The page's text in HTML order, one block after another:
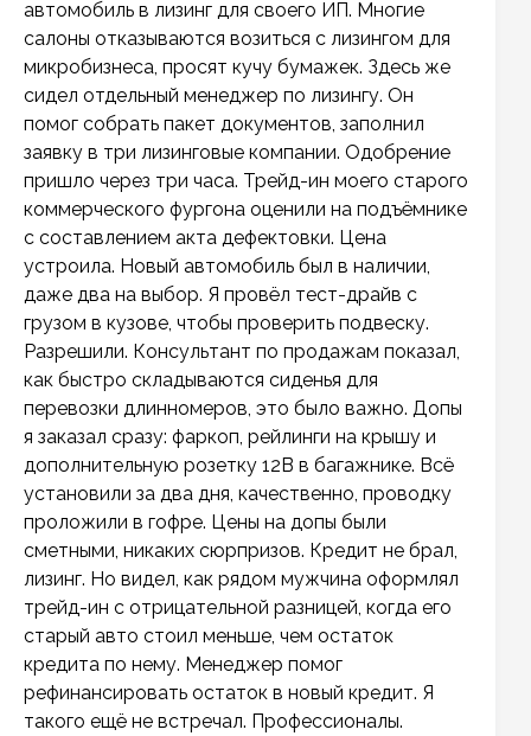
автомобиль в лизинг для своего ИП. Многие
салоны отказываются возиться с лизингом для
микробизнеса, просят кучу бумажек. Здесь же
сидел отдельный менеджер по лизингу. Он
помог собрать пакет документов, заполнил
заявку в три лизинговые компании. Одобрение
пришло через три часа. Трейд-ин моего старого
коммерческого фургона оценили на подъёмнике
с составлением акта дефектовки. Цена
устроила. Новый автомобиль был в наличии,
даже два на выбор. Я провёл тест-драйв с
грузом в кузове, чтобы проверить подвеску.
Разрешили. Консультант по продажам показал,
как быстро складываются сиденья для
перевозки длинномеров, это было важно. Допы
я заказал сразу: фаркоп, рейлинги на крышу и
дополнительную розетку 12В в багажнике. Всё
установили за два дня, качественно, проводку
проложили в гофре. Цены на допы были
сметными, никаких сюрпризов. Кредит не брал,
лизинг. Но видел, как рядом мужчина оформлял
трейд-ин с отрицательной разницей, когда его
старый авто стоил меньше, чем остаток
кредита по нему. Менеджер помог
рефинансировать остаток в новый кредит. Я
такого ещё не встречал. Профессионалы.